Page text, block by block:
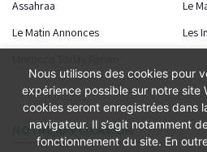
Assahraa
Le
Le Matin Annonces
Les
NOTRE APPLICATION
Nous utilisons des cookies pour
expérience possible sur notre site
cookies seront enregistrées dans
navigateur. Il s’agit notamment
fonctionnement du site. En